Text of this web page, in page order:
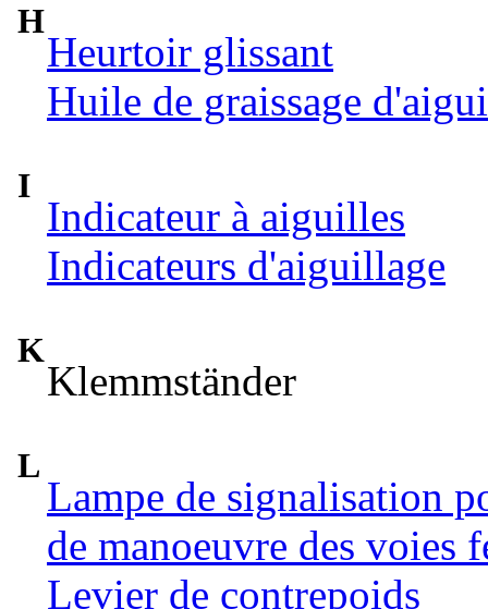
H
Heurtoir glissant
Huile de graissage
I
Indicateur à aiguilles
Indicateurs d'aiguillage
K
Klemmständer
L
Lampe de signalisation
de manoeuvre des voies
Levier de contrepoids